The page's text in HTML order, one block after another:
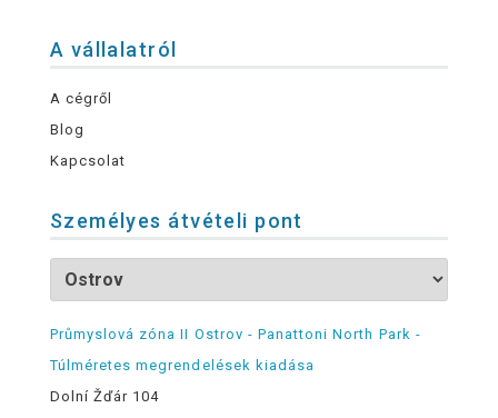
A vállalatról
A cégről
Blog
Kapcsolat
Személyes átvételi pont
Průmyslová zóna II Ostrov - Panattoni North Park -
Túlméretes megrendelések kiadása
Dolní Žďár 104